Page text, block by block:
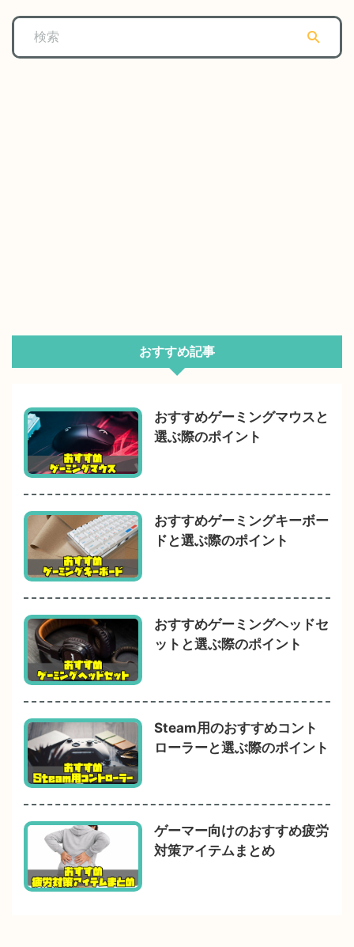
おすすめ記事
おすすめゲーミングマウスと
選ぶ際のポイント
おすすめゲーミングキーボー
ドと選ぶ際のポイント
おすすめゲーミングヘッドセ
ットと選ぶ際のポイント
Steam用のおすすめコント
ローラーと選ぶ際のポイント
ゲーマー向けのおすすめ疲労
対策アイテムまとめ